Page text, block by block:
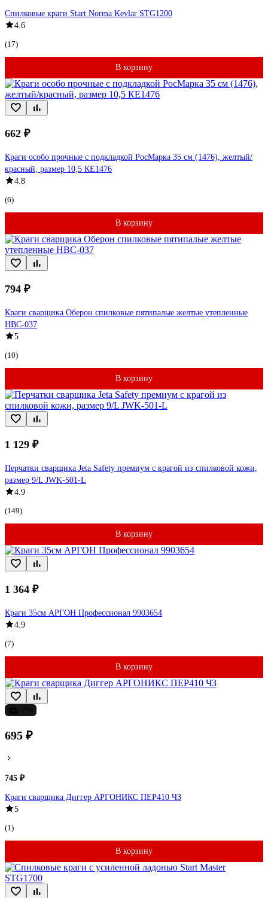
Спилковые краги Start Norma Kevlar STG1200
4.6
(17)
В корзину
662 ₽
Краги особо прочные с подкладкой РосМарка 35 см (1476), желтый/
красный, размер 10,5 КЕ1476
4.8
(6)
В корзину
794 ₽
Краги сварщика Оберон спилковые пятипалые желтые утепленные
HBC-037
5
(10)
В корзину
1 129 ₽
Перчатки сварщика Jeta Safety премиум с крагой из спилковой кожи,
размер 9/L JWK-501-L
4.9
(149)
В корзину
1 364 ₽
Краги 35см АРГОН Профессионал 9903654
4.9
(7)
В корзину
695 ₽
745 ₽
Краги сварщика Диггер АРГОНИКС ПЕР410 ЧЗ
5
(1)
В корзину